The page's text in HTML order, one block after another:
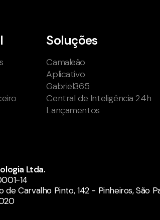
Soluções
Camaleão
Aplicativo
Gabriel365
Central de Inteligência 24h
Lançamentos
Ltda.
14
de Carvalho Pinto, 142 - Pinheiros, São